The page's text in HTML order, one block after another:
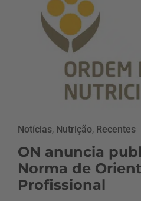
Notícias, Nutrição, Recentes
ON anuncia
Norma de
Profissional